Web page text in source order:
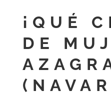
¡QUÉ
DE